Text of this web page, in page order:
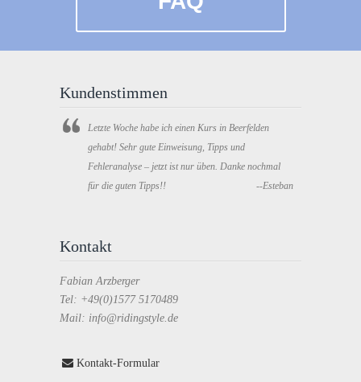
Kundenstimmen
Letzte Woche habe ich einen Kurs in Beerfelden
gehabt! Sehr gute Einweisung, Tipps und
Fehleranalyse – jetzt ist nur üben. Danke nochmal
für die guten Tipps!!
--Esteban
Kontakt
Fabian Arzberger
Tel: +49(0)1577 5170489
Mail: info@ridingstyle.de
Kontakt-Formular